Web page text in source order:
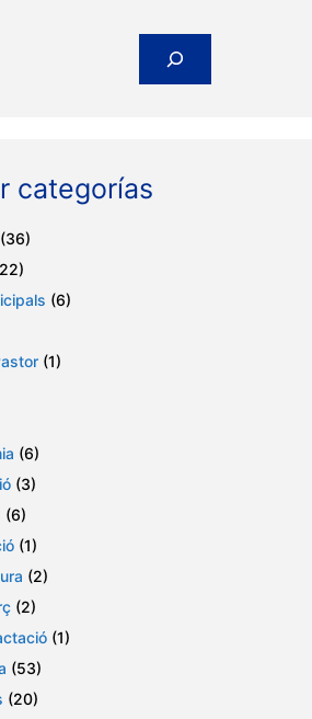
categorías
(36)
(6)
(1)
(6)
(3)
(6)
(1)
(2)
(2)
(1)
(53)
(20)